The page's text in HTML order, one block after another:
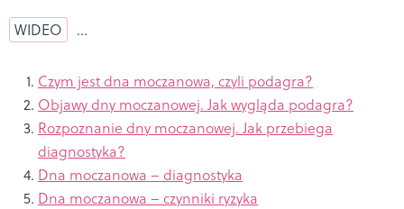
WIDEO …
Czym jest dna moczanowa, czyli podagra?
Objawy dny moczanowej. Jak wygląda podagra?
Rozpoznanie dny moczanowej. Jak przebiega
diagnostyka?
Dna moczanowa – diagnostyka
Dna moczanowa – czynniki ryzyka